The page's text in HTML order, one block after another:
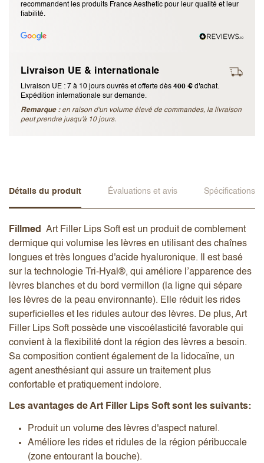
recommandent les produits France Aesthetic pour leur qualité et leur
fiabilité.
Livraison UE & internationale
Livraison UE : 7 à 10 jours ouvrés et offerte dès 400 € d'achat.
Expédition internationale sur demande.
Remarque : en raison d'un volume élevé de commandes, la livraison
peut prendre jusqu'à 10 jours.
Détails du produit Évaluations et avis Spécifications
Fillmed
Art Filler Lips Soft est un produit de comblement
dermique qui volumise les lèvres en utilisant des chaînes
longues et très longues d'acide hyaluronique. Il est basé
sur la technologie Tri-Hyal®, qui améliore l’apparence des
lèvres blanches et du bord vermillon (la ligne qui sépare
les lèvres de la peau environnante). Elle réduit les rides
superficielles et les ridules autour des lèvres. De plus, Art
Filler Lips Soft possède une viscoélasticité favorable qui
convient à la flexibilité dont la région des lèvres a besoin.
Sa composition contient également de la lidocaïne, un
agent anesthésiant qui assure un traitement plus
confortable et pratiquement indolore.
Les avantages de Art Filler Lips Soft sont les suivants:
Produit un volume des lèvres d'aspect naturel.
Améliore les rides et ridules de la région péribuccale
(zone entourant la bouche).